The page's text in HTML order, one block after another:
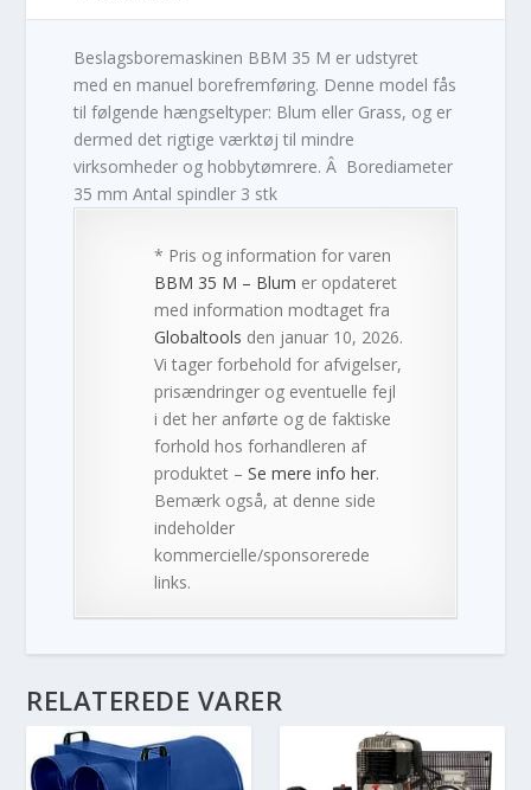
Beslagsboremaskinen BBM 35 M er udstyret
med en manuel borefremføring. Denne model fås
til følgende hængseltyper: Blum eller Grass, og er
dermed det rigtige værktøj til mindre
virksomheder og hobbytømrere. Â Borediameter
35 mm Antal spindler 3 stk
* Pris og information for varen
BBM 35 M – Blum er opdateret
med information modtaget fra
Globaltools den januar 10, 2026.
Vi tager forbehold for afvigelser,
prisændringer og eventuelle fejl
i det her anførte og de faktiske
forhold hos forhandleren af
produktet –Se mere info her.
Bemærk også, at denne side
indeholder
kommercielle/sponsorerede
links.
RELATEREDE VARER